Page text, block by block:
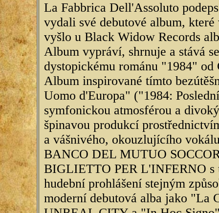
La Fabbrica Dell'Assoluto
vydali své debutové album,
vyšlo u Black Widow Records
Album vypráví, shrnuje a stává
dystopickému románu "1984"
Album inspirované tímto
Uomo d'Europa" ("1984:
symfonickou atmosférou a
špinavou produkcí
a vášnivého, okouzlujícího
BANCO DEL MUTUO
BIGLIETTO PER L'INFERNO s
hudební prohlášení stejným
moderní debutová alba jako "La